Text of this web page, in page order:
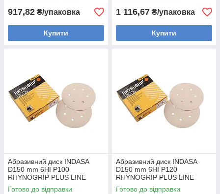
917,82 ₴/упаковка
Купити
1 116,67 ₴/упаковка
Купити
Абразивний диск INDASA
D150 mm 6HI P100
RHYNOGRIP PLUS LINE
(Португалія) (50шт)
Готово до відправки
Абразивний диск INDASA
D150 mm 6HI P120
RHYNOGRIP PLUS LINE
(Португалія) (50шт)
Готово до відправки